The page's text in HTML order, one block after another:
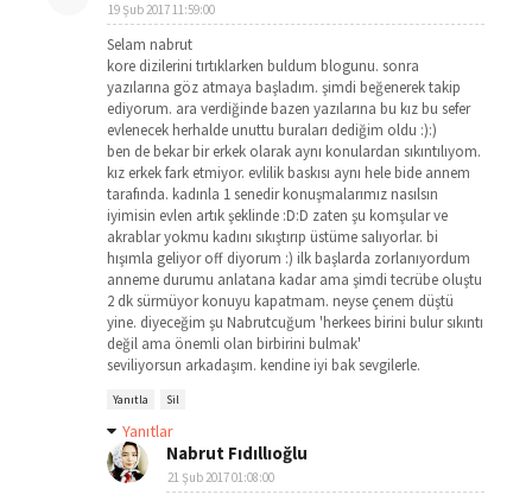
19 Şub 2017 11:59:00
Selam nabrut
kore dizilerini tırtıklarken buldum blogunu. sonra
yazılarına göz atmaya başladım. şimdi beğenerek takip
ediyorum. ara verdiğinde bazen yazılarına bu kız bu sefer
evlenecek herhalde unuttu buraları dediğim oldu :):)
ben de bekar bir erkek olarak aynı konulardan sıkıntılıyom.
kız erkek fark etmiyor. evlilik baskısı aynı hele bide annem
tarafında. kadınla 1 senedir konuşmalarımız nasılsın
iyimisin evlen artık şeklinde :D:D zaten şu komşular ve
akrablar yokmu kadını sıkıştırıp üstüme salıyorlar. bi
hışımla geliyor off diyorum :) ilk başlarda zorlanıyordum
anneme durumu anlatana kadar ama şimdi tecrübe oluştu
2 dk sürmüyor konuyu kapatmam. neyse çenem düştü
yine. diyeceğim şu Nabrutcuğum 'herkees birini bulur sıkıntı
değil ama önemli olan birbirini bulmak'
seviliyorsun arkadaşım. kendine iyi bak sevgilerle.
Yanıtla Sil
Yanıtlar
Nabrut Fıdıllıoğlu
21 Şub 2017 01:08:00